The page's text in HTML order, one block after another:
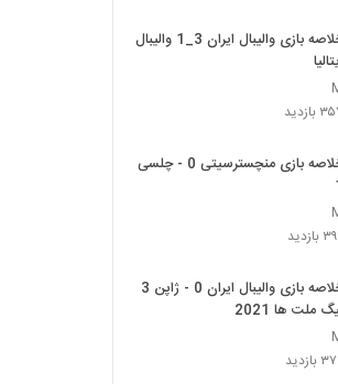
خلاصه بازی والیبال ایران 3_1 والیبال
بازدید
خلاصه بازی منچسترسیتی 0 - چلسی
خلاصه بازی والیبال ایران 0 - ژاپن 3
ملت ها 2021